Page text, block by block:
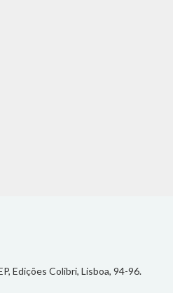
Edições Colibri, Lisboa, 94-96.